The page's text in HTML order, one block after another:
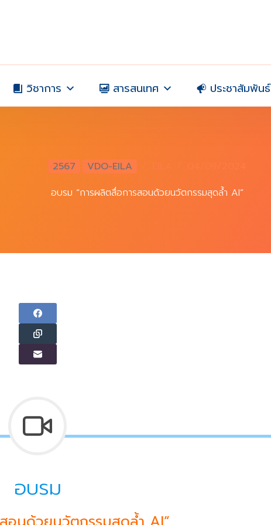
วิชาการ สารสนเทศ ประชาสัมพันธ์
2567 VDO-EILA
อบรม “การผลิตสื่อการสอนด้วยนวัตกรรมสุดล้ำ AI”
อบรม